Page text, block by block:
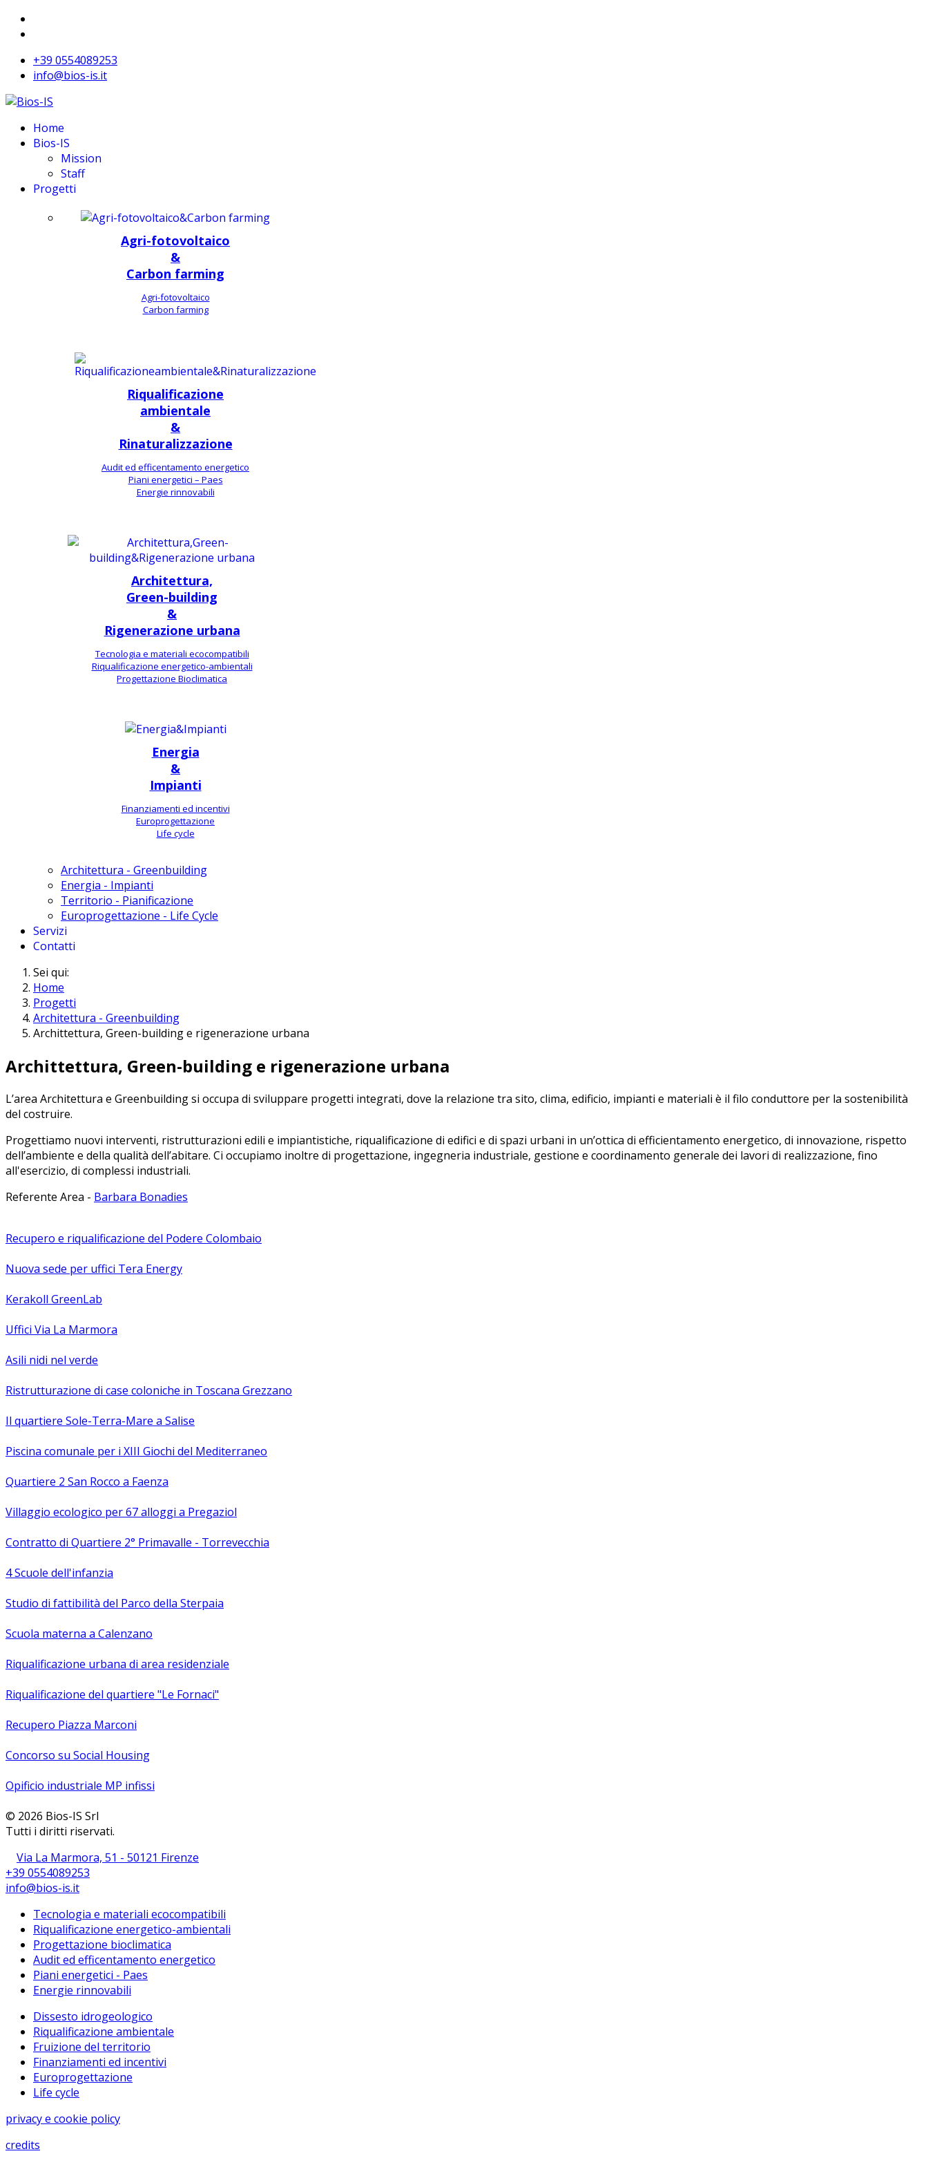
+39 0554089253
info@bios-is.it
Home
Bios-IS
Mission
Staff
Progetti
Agri-fotovoltaico
&
Carbon farming
Agri-fotovoltaico
Carbon farming
Riqualificazione
ambientale
&
Rinaturalizzazione
Audit ed efficentamento energetico
Piani energetici – Paes
Energie rinnovabili
Architettura,
Green-building
&
Rigenerazione urbana
Tecnologia e materiali ecocompatibili
Riqualificazione energetico-ambientali
Progettazione Bioclimatica
Energia
&
Impianti
Finanziamenti ed incentivi
Europrogettazione
Life cycle
Architettura - Greenbuilding
Energia - Impianti
Territorio - Pianificazione
Europrogettazione - Life Cycle
Servizi
Contatti
Sei qui:
Home
Progetti
Architettura - Greenbuilding
Archittettura, Green-building e rigenerazione urbana
Archittettura, Green-building e rigenerazione urbana
L’area Architettura e Greenbuilding si occupa di sviluppare progetti integrati, dove la relazione tra sito, clima, edificio, impianti e materiali è il filo conduttore per la sostenibilità
del costruire.
Progettiamo nuovi interventi, ristrutturazioni edili e impiantistiche, riqualificazione di edifici e di spazi urbani in un’ottica di efficientamento energetico, di innovazione, rispetto
dell’ambiente e della qualità dell’abitare. Ci occupiamo inoltre di progettazione, ingegneria industriale, gestione e coordinamento generale dei lavori di realizzazione, fino
all'esercizio, di complessi industriali.
Referente Area - Barbara Bonadies
Recupero e riqualificazione del Podere Colombaio
Nuova sede per uffici Tera Energy
Kerakoll GreenLab
Uffici Via La Marmora
Asili nidi nel verde
Ristrutturazione di case coloniche in Toscana Grezzano
Il quartiere Sole-Terra-Mare a Salise
Piscina comunale per i XIII Giochi del Mediterraneo
Quartiere 2 San Rocco a Faenza
Villaggio ecologico per 67 alloggi a Pregaziol
Contratto di Quartiere 2° Primavalle - Torrevecchia
4 Scuole dell'infanzia
Studio di fattibilità del Parco della Sterpaia
Scuola materna a Calenzano
Riqualificazione urbana di area residenziale
Riqualificazione del quartiere "Le Fornaci"
Recupero Piazza Marconi
Concorso su Social Housing
Opificio industriale MP infissi
© 2026 Bios-IS Srl
Tutti i diritti riservati.
Via La Marmora, 51 - 50121 Firenze
+39 0554089253
info@bios-is.it
Tecnologia e materiali ecocompatibili
Riqualificazione energetico-ambientali
Progettazione bioclimatica
Audit ed efficentamento energetico
Piani energetici - Paes
Energie rinnovabili
Dissesto idrogeologico
Riqualificazione ambientale
Fruizione del territorio
Finanziamenti ed incentivi
Europrogettazione
Life cycle
privacy e cookie policy
credits